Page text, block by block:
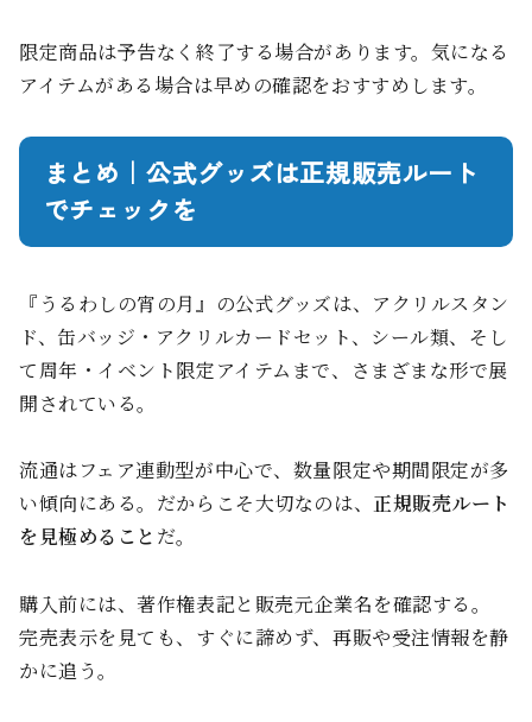
限定商品は予告なく終了する場合があります。気になる
アイテムがある場合は早めの確認をおすすめします。
まとめ｜公式グッズは正規販売ルート
でチェックを
『うるわしの宵の月』の公式グッズは、アクリルスタン
ド、缶バッジ・アクリルカードセット、シール類、そし
て周年・イベント限定アイテムまで、さまざまな形で展
開されている。
流通はフェア連動型が中心で、数量限定や期間限定が多
い傾向にある。だからこそ大切なのは、 正規販売ルート
を見極めること だ。
購入前には、著作権表記と販売元企業名を確認する。
完売表示を見ても、すぐに諦めず、再販や受注情報を静
かに追う。